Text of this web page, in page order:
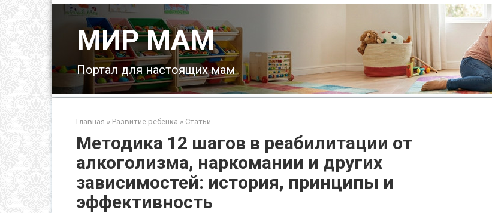
МИР МАМ
Портал для настоящих мам
Главная » Развитие ребенка » Статьи
Методика 12 шагов в реабилитации от
алкоголизма, наркомании и других
зависимостей: история, принципы и
эффективность